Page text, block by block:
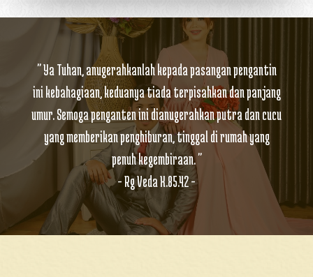
" Ya Tuhan, anugerahkanlah kepada pasangan pengantin
ini kebahagiaan, keduanya tiada terpisahkan dan panjang
umur. Semoga penganten ini dianugerahkan putra dan cucu
yang memberikan penghiburan, tinggal di rumah yang
penuh kegembiraan. "
- Rg Veda X.85.42 -